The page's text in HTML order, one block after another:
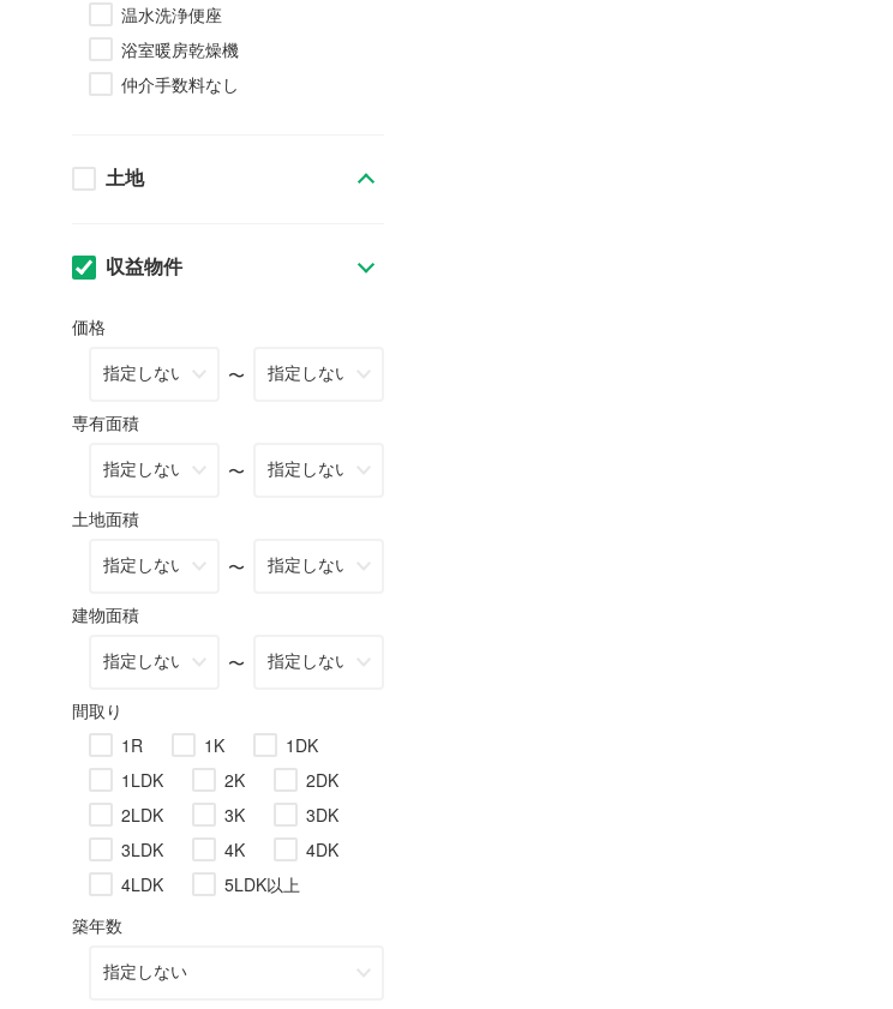
温水洗浄便座
浴室暖房乾燥機
仲介手数料なし
土地
収益物件
価格
〜
専有面積
〜
土地面積
〜
建物面積
〜
間取り
1R
1K
1DK
1LDK
2K
2DK
2LDK
3K
3DK
3LDK
4K
4DK
4LDK
5LDK以上
築年数